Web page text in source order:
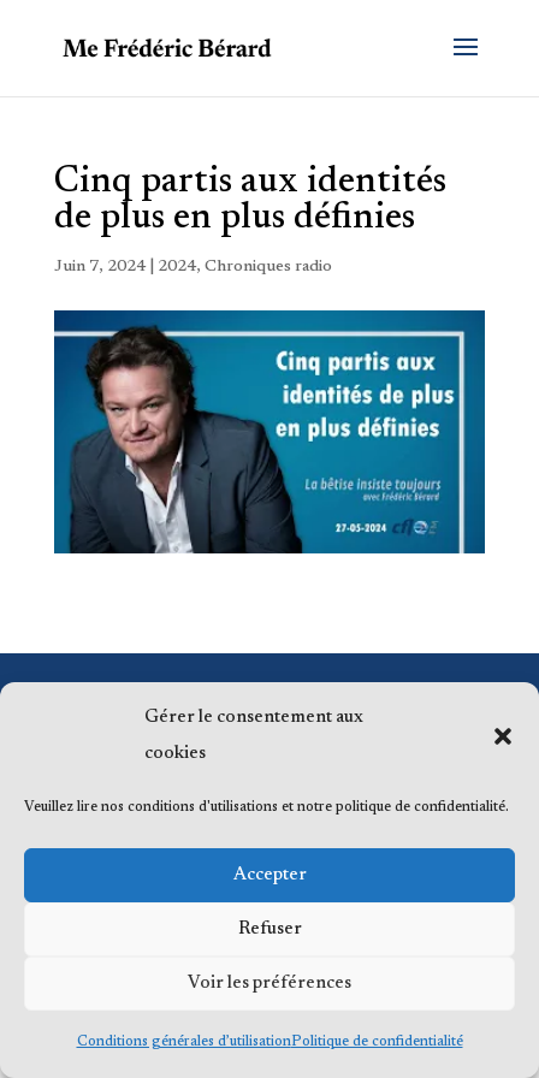
Gérer le consentement aux
cookies
Veuillez lire nos conditions d'utilisations et notre politique de confidentialité.
Accepter
Refuser
Voir les préférences
Conditions générales d’utilisationPolitique de confidentialité
Cinq partis aux identités
de plus en plus définies
Juin 7, 2024| 2024, Chroniques radio
© 2023 Me Frédéric Bérard, tous droits